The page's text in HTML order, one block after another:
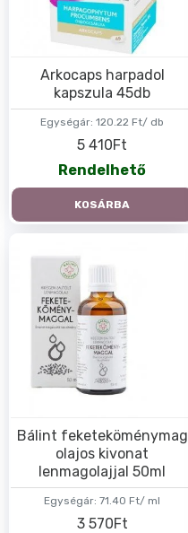
Egységár: 120.22 Ft/ db
Arkocaps harpadol
kapszula 45db
5 410Ft
Rendelhető
KOSÁRBA
Egységár: 71.40 Ft/ ml
Bálint feketeköménymag
olajos kivonat
lenmagolajjal 50ml
3 570Ft